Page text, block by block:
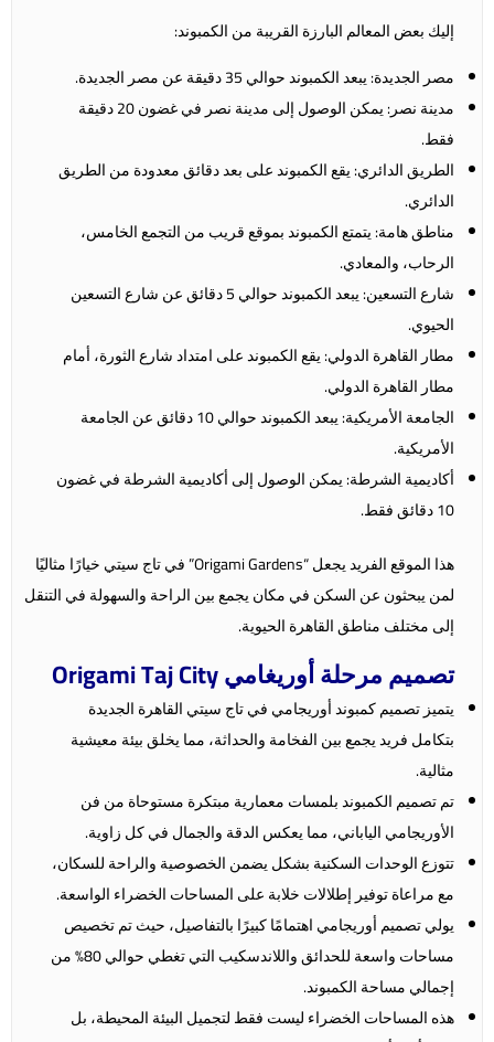
إليك بعض المعالم البارزة القريبة من الكمبوند:
مصر الجديدة: يبعد الكمبوند حوالي 35 دقيقة عن مصر الجديدة.
مدينة نصر: يمكن الوصول إلى مدينة نصر في غضون 20 دقيقة
فقط.
الطريق الدائري: يقع الكمبوند على بعد دقائق معدودة من الطريق
الدائري.
مناطق هامة: يتمتع الكمبوند بموقع قريب من التجمع الخامس،
الرحاب، والمعادي.
شارع التسعين: يبعد الكمبوند حوالي 5 دقائق عن شارع التسعين
الحيوي.
مطار القاهرة الدولي: يقع الكمبوند على امتداد شارع الثورة، أمام
مطار القاهرة الدولي.
الجامعة الأمريكية: يبعد الكمبوند حوالي 10 دقائق عن الجامعة
الأمريكية.
أكاديمية الشرطة: يمكن الوصول إلى أكاديمية الشرطة في غضون
10 دقائق فقط.
هذا الموقع الفريد يجعل “Origami Gardens” في تاج سيتي خيارًا مثاليًا
لمن يبحثون عن السكن في مكان يجمع بين الراحة والسهولة في التنقل
إلى مختلف مناطق القاهرة الحيوية.
تصميم مرحلة أوريغامي Origami Taj City
يتميز تصميم كمبوند أوريجامي في تاج سيتي القاهرة الجديدة
بتكامل فريد يجمع بين الفخامة والحداثة، مما يخلق بيئة معيشية
مثالية.
تم تصميم الكمبوند بلمسات معمارية مبتكرة مستوحاة من فن
الأوريجامي الياباني، مما يعكس الدقة والجمال في كل زاوية.
تتوزع الوحدات السكنية بشكل يضمن الخصوصية والراحة للسكان،
مع مراعاة توفير إطلالات خلابة على المساحات الخضراء الواسعة.
يولي تصميم أوريجامي اهتمامًا كبيرًا بالتفاصيل، حيث تم تخصيص
مساحات واسعة للحدائق واللاندسكيب التي تغطي حوالي 80% من
إجمالي مساحة الكمبوند.
هذه المساحات الخضراء ليست فقط لتجميل البيئة المحيطة، بل